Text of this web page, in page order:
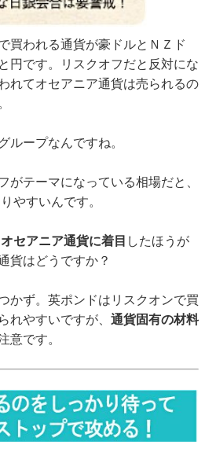
買われる通貨が豪ドルとＮＺド
円です。リスクオフだと反対にな
れてオセアニア通貨は売られるの
ープなんですね。
テーマになっている相場だと、
やすいんです。
セアニア通貨に着目 したほうが
貨はどうですか？
かず。英ポンドはリスクオンで買
れやすいですが、 通貨固有の材料
意です。